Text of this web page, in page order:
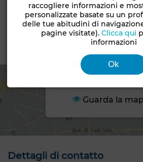
Costruibilità
R+2
Guarda la
Dettagli di contatto
raccogliere informazioni e
personalizzate basate su un
delle tue abitudini di
pagine visitate). Clicca qui
informazioni
Ok